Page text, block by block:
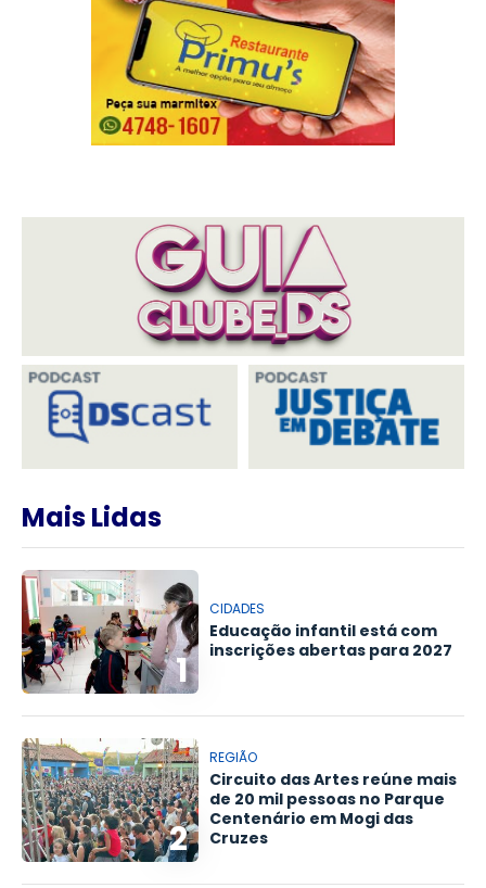
Mais Lidas
1
CIDADES
Educação infantil está com
inscrições abertas para 2027
2
REGIÃO
Circuito das Artes reúne mais
de 20 mil pessoas no Parque
Centenário em Mogi das
Cruzes